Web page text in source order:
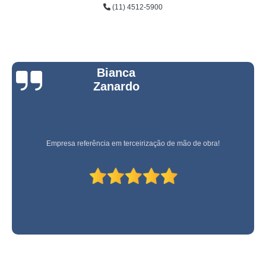
(11) 4512-5900
Bianca
Zanardo
Empresa referência em terceirização de mão de obra!